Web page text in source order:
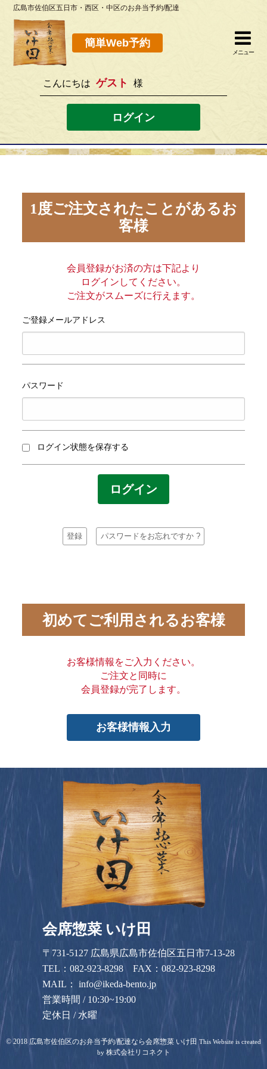
閉じる
082-923-8298
[営業時間]10：30~19：00 [定休日]水曜
このサイトの使い方
プライバシーポリシー
サイトマップ
広島市佐伯区五日市・西区・中区のお弁当予約/配達
簡単Web予約
メニュー
こんにちは ゲスト 様
ログイン
1度ご注文されたことがあるお
客様
会員登録がお済の方は下記より
ログインしてください。
ご注文がスムーズに行えます。
ご登録メールアドレス
パスワード
ログイン状態を保存する
登録 パスワードをお忘れですか ?
初めてご利用されるお客様
お客様情報をご入力ください。
ご注文と同時に
会員登録が完了します。
お客様情報入力
会席惣菜 いけ田
〒731-5127 広島県広島市佐伯区五日市7-13-28
TEL：082-923-8298 FAX：082-923-8298
MAIL：info@ikeda-bento.jp
営業時間 / 10:30~19:00
定休日 / 水曜
© 2018 広島市佐伯区のお弁当予約/配達なら会席惣菜 いけ田 This Website is created
by 株式会社リコネクト